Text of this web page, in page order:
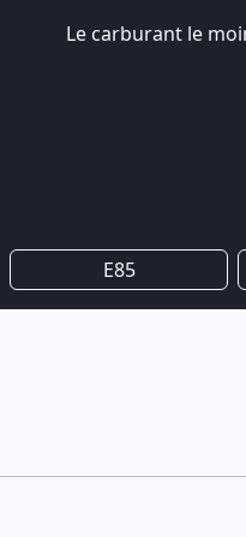
Le carburant le
E85